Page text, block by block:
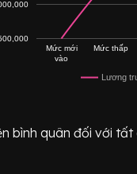
Lương
Mức mới
vào
Mức thấp
bình quân đối với